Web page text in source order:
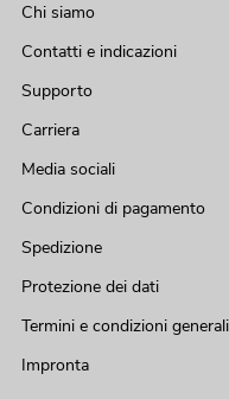
Chi siamo
Contatti e indicazioni
Supporto
Carriera
Media sociali
Condizioni di pagamento
Spedizione
Protezione dei dati
Termini e condizioni generali
Impronta